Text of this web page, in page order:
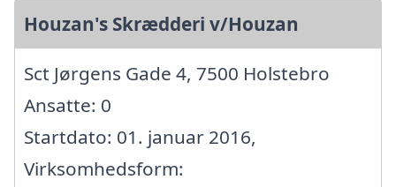
Houzan's Skrædderi v/Houzan
Sct Jørgens Gade 4, 7500 Holstebro
Ansatte: 0
Startdato: 01. januar 2016,
Virksomhedsform: